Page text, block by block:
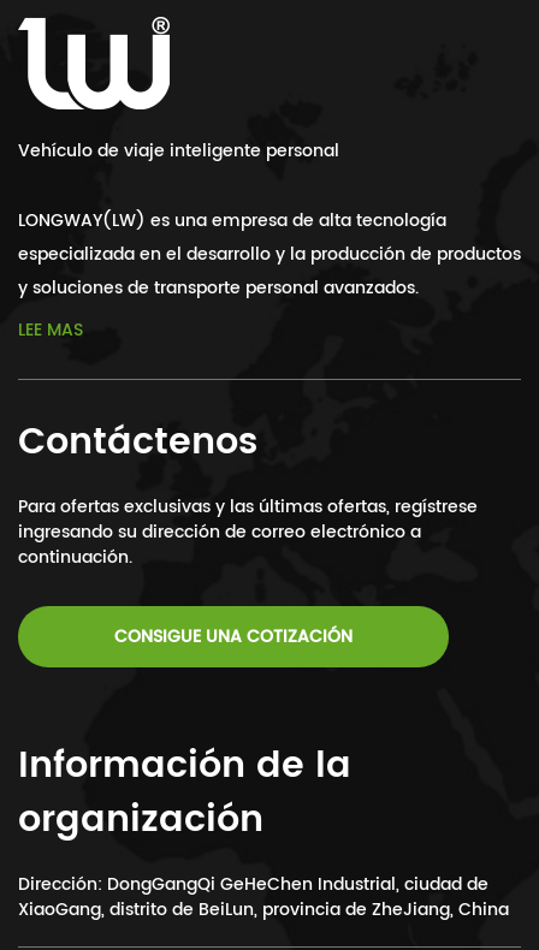
Vehículo de viaje inteligente personal
LONGWAY(LW) es una empresa de alta tecnología
especializada en el desarrollo y la producción de productos
y soluciones de transporte personal avanzados.
LEE MAS
Contáctenos
Para ofertas exclusivas y las últimas ofertas, regístrese
ingresando su dirección de correo electrónico a
continuación.
CONSIGUE UNA COTIZACIÓN
Información de la
organización
Dirección: DongGangQi GeHeChen Industrial, ciudad de
XiaoGang, distrito de BeiLun, provincia de ZheJiang, China